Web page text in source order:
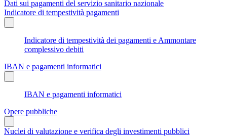
Dati sui pagamenti del servizio sanitario nazionale
Indicatore di tempestività pagamenti
Indicatore di tempestività dei pagamenti e Ammontare
complessivo debiti
IBAN e pagamenti informatici
IBAN e pagamenti informatici
Opere pubbliche
Nuclei di valutazione e verifica degli investimenti pubblici